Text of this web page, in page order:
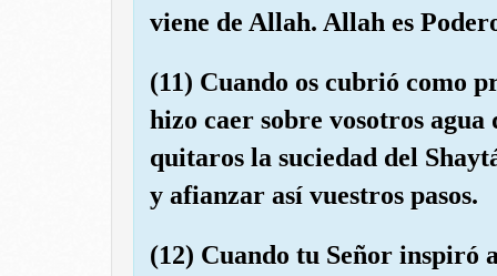
viene de Allah. Allah es
(11) Cuando os cubrió como
hizo caer sobre vosotros
quitaros la suciedad del
y afianzar así vuestros pasos.
(12) Cuando tu Señor inspiró